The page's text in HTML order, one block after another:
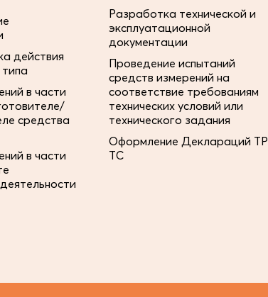
действия
в части
средства
в части
Разработка технической и
эксплуатационной
документации
Проведение испытаний
средств измерений на
соответствие требованиям
технических условий или
технического задания
Оформление Деклараций ТР
ТС